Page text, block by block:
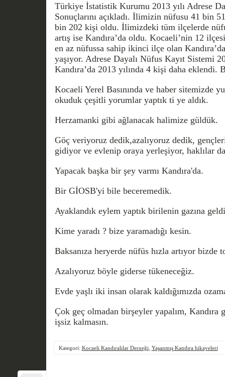
Türkiye İstatistik Kurumu 2013 yılı Adrese
Sonuçlarını açıkladı. İlimizin nüfusu 41 bin
bin 202 kişi oldu. İlimizdeki tüm ilçelerde
artış ise Kandıra’da oldu. Kocaeli’nin 12
en az nüfussa sahip ikinci ilçe olan
yaşıyor. Adrese Dayalı Nüfus Kayıt Sistemi
Kandıra’da 2013 yılında 4 kişi daha eklendi.
Kocaeli Yerel Basınında ve haber sitemizde
okuduk çeşitli yorumlar yaptık ti ye aldık.
Herzamanki gibi ağlanacak halimize güldük.
Göç veriyoruz dedik,azalıyoruz dedik,
gidiyor ve evlenip oraya yerleşiyor, haklılar
Yapacak başka bir şey varmı Kandıra'da.
Bir GİOSB'yi bile beceremedik.
Ayaklandık eylem yaptık birilenin gazına
Kime yaradı ? bize yaramadığı kesin.
Baksanıza heryerde nüfüs hızla artıyor bizde
Azalıyoruz böyle giderse tükeneceğiz.
Evde yaşlı iki insan olarak kaldığımızda
Çok geç olmadan birşeyler yapalım, Kandıra
işsiz kalmasın.
Kategori: Kocaeli Kandıralılar Derneği Yaşanmış Kandıra hikayeleri